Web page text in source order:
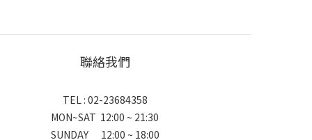
聯絡我們
TEL : 02-23684358
MON~SAT 12:00 ~ 21:30
SUNDAY 12:00 ~ 18:00